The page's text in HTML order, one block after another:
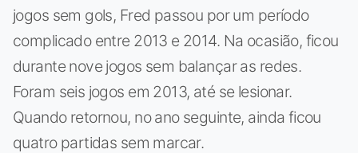
jogos sem gols, Fred passou por um período
complicado entre 2013 e 2014. Na ocasião, ficou
durante nove jogos sem balançar as redes.
Foram seis jogos em 2013, até se lesionar.
Quando retornou, no ano seguinte, ainda ficou
quatro partidas sem marcar.